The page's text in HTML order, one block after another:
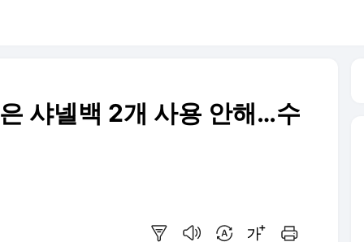
샤넬백 2개 사용 안해…수